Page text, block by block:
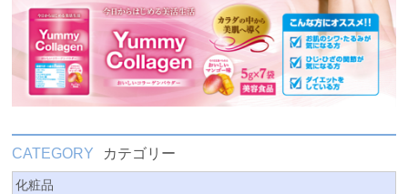
CATEGORY カテゴリー
化粧品